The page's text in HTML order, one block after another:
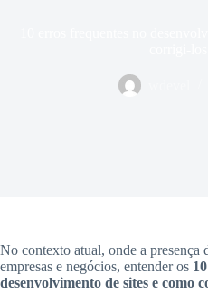
No contexto atual, onde a presença
empresas e negócios, entender os
desenvolvimento de sites e como